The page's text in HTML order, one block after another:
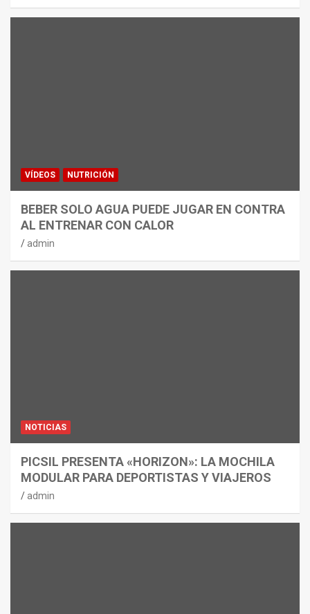
VÍDEOS NUTRICIÓN
BEBER SOLO AGUA PUEDE JUGAR EN CONTRA
AL ENTRENAR CON CALOR
admin
NOTICIAS
PICSIL PRESENTA «HORIZON»: LA MOCHILA
MODULAR PARA DEPORTISTAS Y VIAJEROS
admin